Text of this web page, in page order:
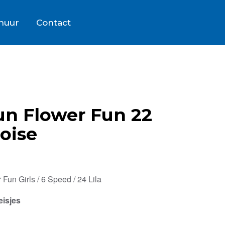
Contact
Flower Fun 22
Girls / 6 Speed / 24 Lila